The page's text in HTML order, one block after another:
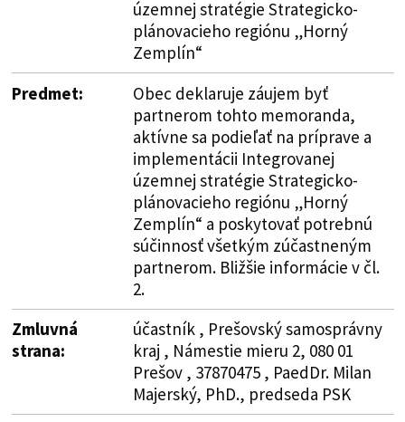
územnej stratégie Strategicko-
plánovacieho regiónu „Horný
Zemplín“
Predmet:
Obec deklaruje záujem byť
partnerom tohto memoranda,
aktívne sa podieľať na príprave a
implementácii Integrovanej
územnej stratégie Strategicko-
plánovacieho regiónu „Horný
Zemplín“ a poskytovať potrebnú
súčinnosť všetkým zúčastneným
partnerom. Bližšie informácie v čl.
2.
Zmluvná
strana:
účastník , Prešovský samosprávny
kraj , Námestie mieru 2, 080 01
Prešov , 37870475 , PaedDr. Milan
Majerský, PhD., predseda PSK